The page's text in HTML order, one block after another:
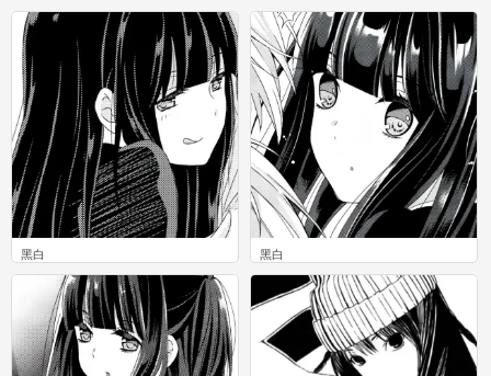
0 0
黑白
0
黑白
0